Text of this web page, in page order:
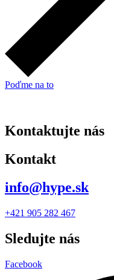
Poďme na to
Kontaktujte nás
Kontakt
info@hype.sk
+421 905 282 467
Sledujte nás
Facebook